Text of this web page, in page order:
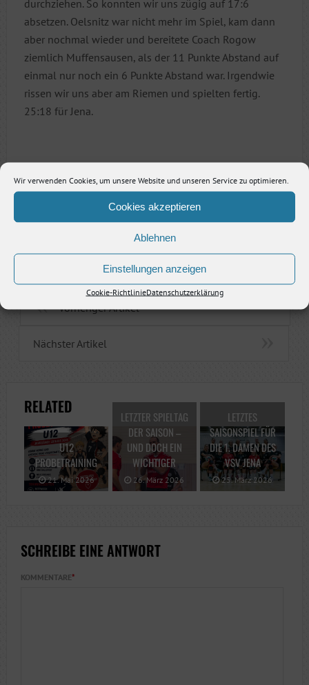
Wir verwenden Cookies, um unsere Website und unseren Service zu optimieren.
Cookies akzeptieren
Ablehnen
Einstellungen anzeigen
Cookie-RichtlinieDatenschutzerklärung
durchziehen. So konnten wir uns zügig auf 17:6
absetzen. Oelsnitz war nicht mehr im Spiel, kam dann
aber nochmal wieder und bereitete Coach Rogow
ziemlich Muffensausen, als der 11 Punkte Abstand auf
einmal nur noch ein 6 Punkte Abstand war. Irgendwie
rissen wir uns aber am Riemen und spielten fertig.
25:18 für Jena.
Tabellenmitte verankerten.
Wir freuen uns auf unser nächstes Spiel gegen
Vorheriger Artikel
Nächster Artikel
RELATED
U12
PROBETRAINING
21. Mai 2026
LETZTER SPIELTAG
DER SAISON –
UND DOCH EIN
WICHTIGER
26. März 2026
LETZTES
SAISONSPIEL FÜR
DIE 1. DAMEN DES
VSV JENA
25. März 2026
SCHREIBE EINE ANTWORT
KOMMENTARE*